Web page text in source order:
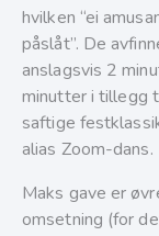
hvilken “ei
påslåt”. De
anslagsvis 2
minutter i tillegg
saftige
alias Zoom-dans.
Maks gave er
omsetning (for